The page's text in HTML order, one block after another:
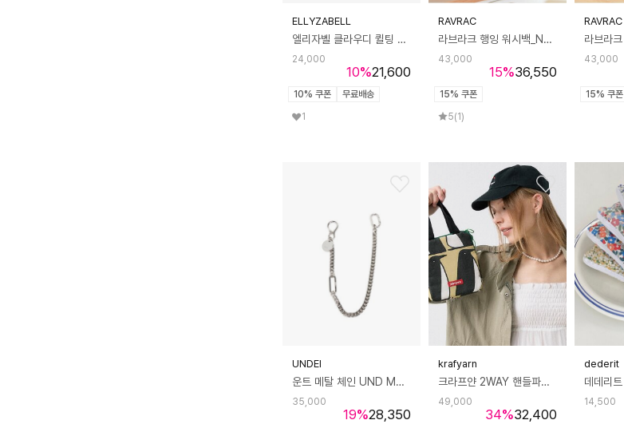
ELLYZABELL
엘리자벨 클라우디 퀼팅 여성 파우치
10%
24,000
21,600
10% 쿠폰
무료배송
1
RAVRAC
라브라크 행잉 워시백_Navy
15%
43,000
36,550
15% 쿠폰
5(1)
RAVRAC
43,000
15% 쿠폰
UNDEI
운트 메탈 체인 UND METAL CHAIN
19%
35,000
28,350
krafyarn
크라프얀 2WAY 핸들파우치 크로스백 펭귄
34%
49,000
32,400
dederit
14,500